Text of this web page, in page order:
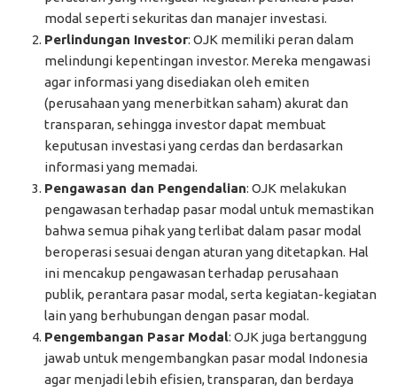
modal seperti sekuritas dan manajer investasi.
Perlindungan Investor: OJK memiliki peran dalam
melindungi kepentingan investor. Mereka mengawasi
agar informasi yang disediakan oleh emiten
(perusahaan yang menerbitkan saham) akurat dan
transparan, sehingga investor dapat membuat
keputusan investasi yang cerdas dan berdasarkan
informasi yang memadai.
Pengawasan dan Pengendalian: OJK melakukan
pengawasan terhadap pasar modal untuk memastikan
bahwa semua pihak yang terlibat dalam pasar modal
beroperasi sesuai dengan aturan yang ditetapkan. Hal
ini mencakup pengawasan terhadap perusahaan
publik, perantara pasar modal, serta kegiatan-kegiatan
lain yang berhubungan dengan pasar modal.
Pengembangan Pasar Modal: OJK juga bertanggung
jawab untuk mengembangkan pasar modal Indonesia
agar menjadi lebih efisien, transparan, dan berdaya